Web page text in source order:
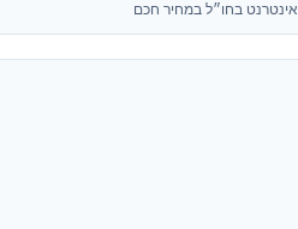
אינטרנט בחו״ל במחיר חכם